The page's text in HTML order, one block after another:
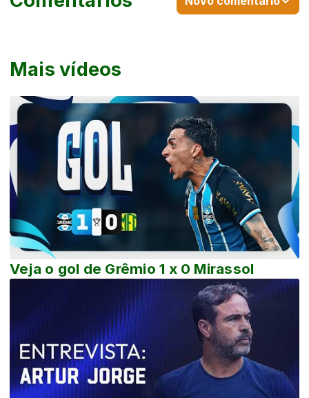
Mais vídeos
Veja o gol de Grêmio 1 x 0 Mirassol